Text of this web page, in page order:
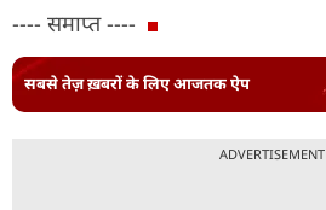
---- समाप्त ----
सबसे तेज़ ख़बरों के लिए आजतक ऐप
ADVERTISEMENT